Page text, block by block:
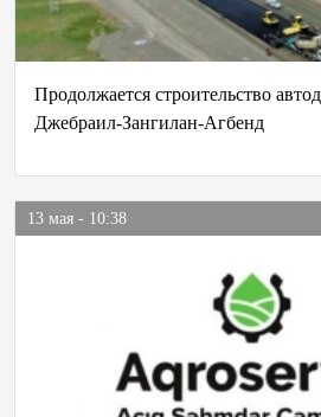
Продолжается строительство
Джебраил-Зангилан-Агбенд
13 мая - 10:38